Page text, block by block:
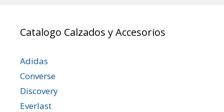
Catalogo Calzados y Accesorios
Adidas
Converse
Discovery
Everlast